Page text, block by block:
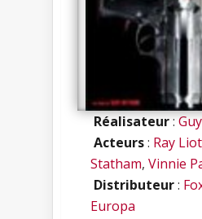
Réalisateur:
Acteurs: Ray
Statham, Vinnie
Distributeur:
Europa